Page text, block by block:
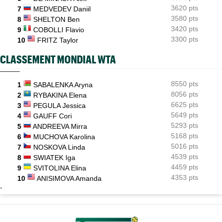
7
MEDVEDEV Daniil
3620 pts
8
SHELTON Ben
3580 pts
9
COBOLLI Flavio
3420 pts
10
FRITZ Taylor 3300 pts
CLASSEMENT MONDIAL WTA
1 SABALENKA Aryna
8550 pts
2
RYBAKINA Elena
8056 pts
3
PEGULA Jessica
6625 pts
4
GAUFF Cori
5649 pts
5
ANDREEVA Mirra
5293 pts
6
MUCHOVA Karolina
5168 pts
7
NOSKOVA Linda
5016 pts
8
SWIATEK Iga
4539 pts
9
SVITOLINA Elina
4459 pts
10
ANISIMOVA Amanda 4353 pts
-